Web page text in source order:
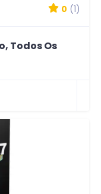
0 (1)
Todos Os